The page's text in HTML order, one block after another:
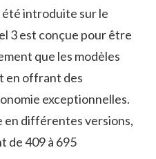
été introduite sur le
3 est conçue pour être
que les modèles
en offrant des
exceptionnelles.
en différentes versions,
de 409 à 695